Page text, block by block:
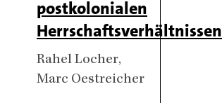
postkolonialen
Herrschaftsverhältnissen
Authors
Rahel Locher
Marc Oestreicher